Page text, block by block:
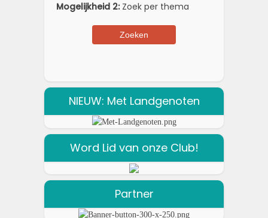
Mogelijkheid 2:Zoek per thema
NIEUW: Met Landgenoten
Word Lid van onze Club!
Partner